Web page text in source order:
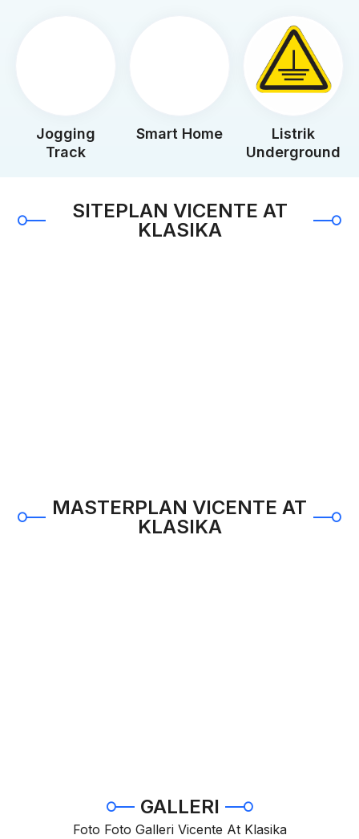
Jogging
Track
Smart Home
Listrik
Underground
SITEPLAN VICENTE AT
KLASIKA
MASTERPLAN VICENTE AT
KLASIKA
GALLERI
Foto Foto Galleri Vicente At Klasika